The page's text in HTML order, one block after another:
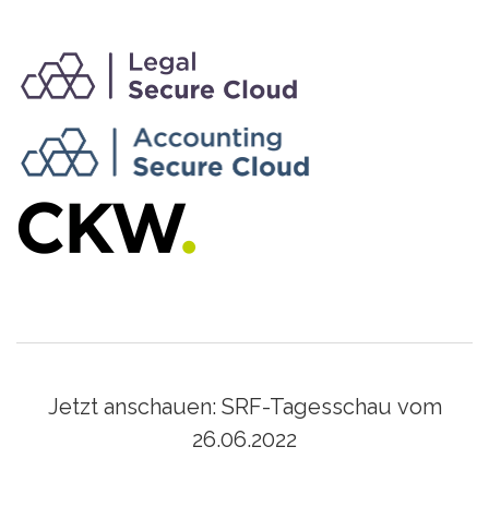
Jetzt anschauen: SRF-Tagesschau vom
26.06.2022